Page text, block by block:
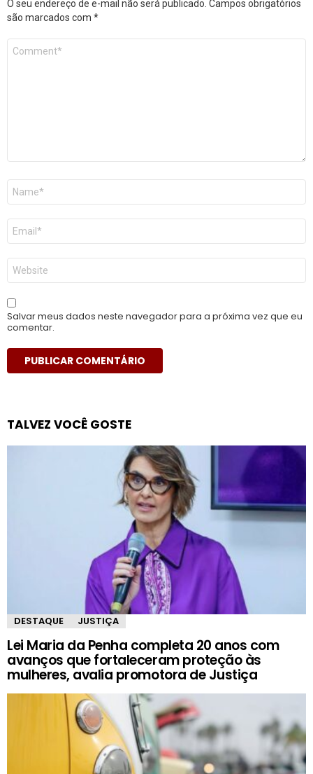
O seu endereço de e-mail não será publicado. Campos obrigatórios
são marcados com *
Comentário
Nome
E-
mail
*
Site
Salvar meus dados neste navegador para a próxima vez que eu
comentar.
TALVEZ VOCÊ GOSTE
DESTAQUE JUSTIÇA
Lei Maria da Penha completa 20 anos com
avanços que fortaleceram proteção às
mulheres, avalia promotora de Justiça